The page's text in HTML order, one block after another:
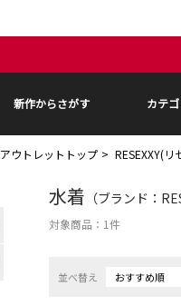
新作からさがす カテ
アウトレットトップ RESEXXY(リ
水着 （ブランド：
対象商品： 1件
並べ替え おすすめ順